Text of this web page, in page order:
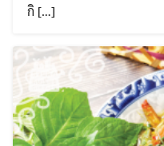
Search
กิ […]